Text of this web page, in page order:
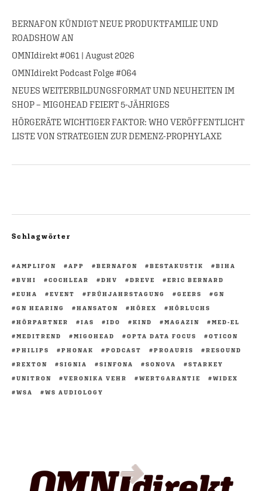
BERNAFON KÜNDIGT NEUE PRODUKTFAMILIE UND
ROADSHOW AN
OMNIdirekt #061 | August 2026
OMNIdirekt Podcast Folge #064
NEUES WEITERBILDUNGSFORMAT UND NEUHEITEN IM
SHOP – MIGOHEAD FEIERT 5-JÄHRIGES
HÖRGERÄTE WICHTIGER FAKTOR: WHO VERÖFFENTLICHT
LISTE VON STRATEGIEN ZUR DEMENZ-PROPHYLAXE
Schlagwörter
AMPLIFON APP BERNAFON BESTAKUSTIK
BIHA
BVHI
COCHLEAR DHV DREVE
ERIC BERNARD
EUHA
EVENT FRÜHJAHRSTAGUNG GEERS
GN
GN HEARING
HANSATON HÖREX
HÖRLUCHS
HÖRPARTNER
IAS IDO KIND MAGAZIN
MED-EL
MEDITREND
MIGOHEAD OPTA DATA FOCUS
OTICON
PHILIPS
PHONAK PODCAST PROAURIS
RESOUND
REXTON
SIGNIA SINFONA SONOVA
STARKEY
UNITRON
VERONIKA VEHR WERTGARANTIE
WIDEX
WSA
WS AUDIOLOGY